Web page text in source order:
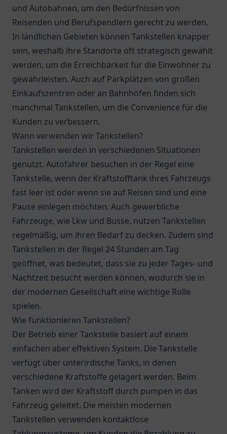
und Autobahnen, um den Bedürfnissen von
Reisenden und Berufspendlern gerecht zu werden.
In ländlichen Gebieten können Tankstellen knapper
sein, weshalb ihre Standorte oft strategisch gewählt
werden, um die Erreichbarkeit für die Einwohner zu
gewährleisten. Auch auf Parkplätzen von großen
Einkaufszentren oder an Bahnhöfen finden sich
manchmal Tankstellen, um die Convenience für die
Kunden zu verbessern.
Wann verwenden wir Tankstellen?
Tankstellen werden in verschiedenen Situationen
genutzt. Autofahrer besuchen in der Regel eine
Tankstelle, wenn der Kraftstofftank ihres Fahrzeugs
fast leer ist oder wenn sie auf Reisen sind und eine
Pause einlegen möchten. Auch gewerbliche
Fahrzeuge, wie Lkw und Busse, nutzen Tankstellen
regelmäßig, um ihren Bedarf zu decken. Zudem sind
Tankstellen in der Regel 24 Stunden am Tag
geöffnet, was bedeutet, dass sie zu jeder Tages- und
Nachtzeit besucht werden können, wodurch sie in
der modernen Gesellschaft eine wichtige Rolle
spielen.
Wie funktionieren Tankstellen?
Der Betrieb einer Tankstelle basiert auf einem
einfachen aber effektiven System. Die Tankstelle
verfügt über unterirdische Tanks, in denen
verschiedene Kraftstoffe gelagert werden. Beim
Tanken wird der Kraftstoff durch pumpen in das
Fahrzeug geleitet. Die meisten modernen
Tankstellen verwenden kontaktlose